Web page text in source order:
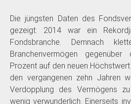
Die jüngsten Daten des
gezeigt: 2014 war ein
Fondsbranche. Demnach
Branchenvermögen
Prozent auf den neuen
den vergangenen zehn Jahren
Verdopplung des Vermögens
wenig verwunderlich. Einerseits